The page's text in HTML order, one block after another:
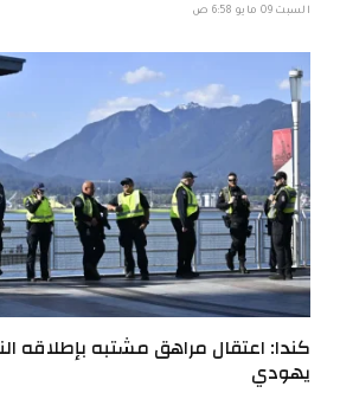
السبت 09 مايو 6:58 ص
كندا: اعتقال مراهق مشتبه بإطلاقه
يهودي